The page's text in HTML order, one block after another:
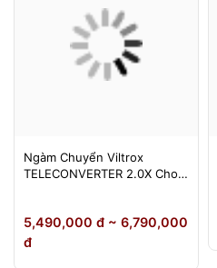
Ngàm Chuyển Viltrox
TELECONVERTER 2.0X Cho
Tháng
5,490,000 đ ~ 6,790,000
đ